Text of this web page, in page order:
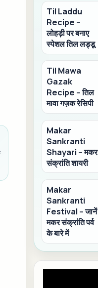
Til Laddu
Recipe –
लोहड़ी पर बनाए
स्पेशल तिल लड्डू
Til Mawa
Gazak
Recipe – तिल
मावा गज़क रेसिपी
Makar
Sankranti
Shayari – मकर
संक्रांति शायरी
Makar
Sankranti
Festival – जानें
मकर संक्रांति पर्व
के बारे में